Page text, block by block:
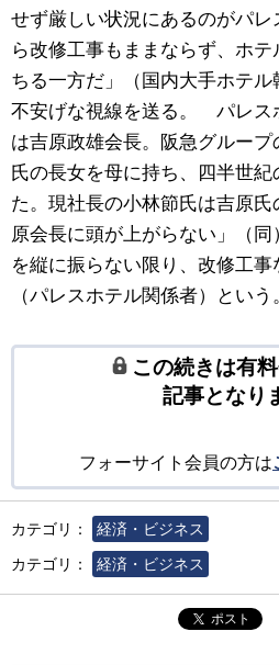
せず厳しい状況にあるのがパ
ら改修工事もままならず、ホ
ちる一方だ」（国内大手ホテ
不安げな視線を送る。 パレス
は吉原政雄会長。阪急グルー
氏の長女を母に持ち、四半世
た。現社長の小林節氏は吉原
原会長に頭が上がらない」（
を縦に振らない限り、改修工事
（パレスホテル関係者）という
この続きは有
記事となり
フォーサイト会員の方は
カテゴリ：
経済・ビジネス
カテゴリ：
経済・ビジネス
ポスト